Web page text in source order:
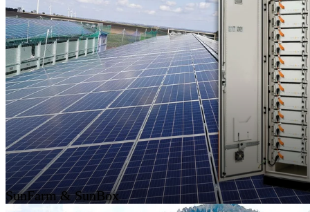
SunFarm & SunBox